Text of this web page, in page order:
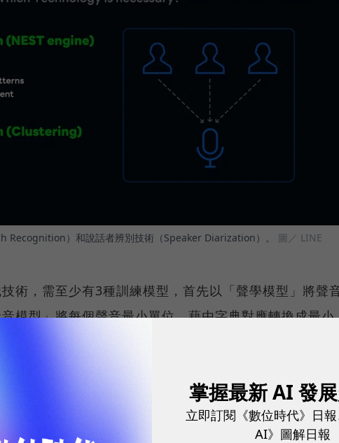
Recognition）和說話者辨別技術（Speaker Diarization）。 圖／ LINE
術，需至少有3種訓練模型，首先以「聲學模型」將聲
模型」將每個聲音最小單位，藉由字典對應轉換成最小
組成完整句子。
材各別訓練，對機器學習而言造成阻礙，因此CLOVA
以上3種模型合而為一，將聲音透過神經網絡訓練，達
興的對話內容和較長的語句，並且在噪音環境內的辨識
掌握最新 AI 發
立即訂閱《數位時代》日
AI》圖解日報